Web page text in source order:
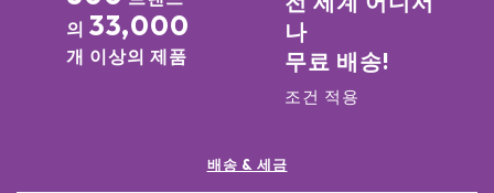
의 33,000
개 이상의 제품
나
무료 배송!
조건 적용
배송 & 세금